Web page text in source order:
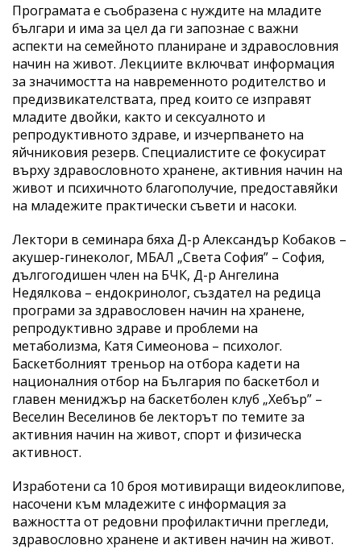
Програмата е съобразена с нуждите на младите
българи и има за цел да ги запознае с важни
аспекти на семейното планиране и здравословния
начин на живот. Лекциите включват информация
за значимостта на навременното родителство и
предизвикателствата, пред които се изправят
младите двойки, както и сексуалното и
репродуктивното здраве, и изчерпването на
яйчниковия резерв. Специалистите се фокусират
върху здравословното хранене, активния начин на
живот и психичното благополучие, предоставяйки
на младежите практически съвети и насоки.
Лектори в семинара бяха Д-р Александър Кобаков –
акушер-гинеколог, МБАЛ „Света София” – София,
дългогодишен член на БЧК, Д-р Ангелина
Недялкова – ендокринолог, създател на редица
програми за здравословен начин на хранене,
репродуктивно здраве и проблеми на
метаболизма, Катя Симеонова – психолог.
Баскетболният треньор на отбора кадети на
националния отбор на България по баскетбол и
главен мениджър на баскетболен клуб „Хебър” –
Веселин Веселинов бе лекторът по темите за
активния начин на живот, спорт и физическа
активност.
Изработени са 10 броя мотивиращи видеоклипове,
насочени към младежите с информация за
важността от редовни профилактични прегледи,
здравословно хранене и активен начин на живот.